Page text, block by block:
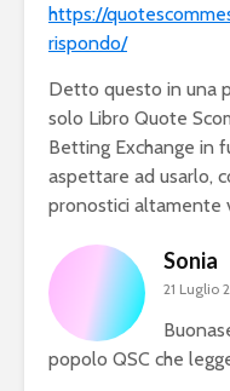
https://
rispondo/
Detto questo in una
solo Libro Quote
Betting Exchange in
aspettare ad usarlo,
pronostici altamente
Sonia
21 Luglio
popolo QSC che